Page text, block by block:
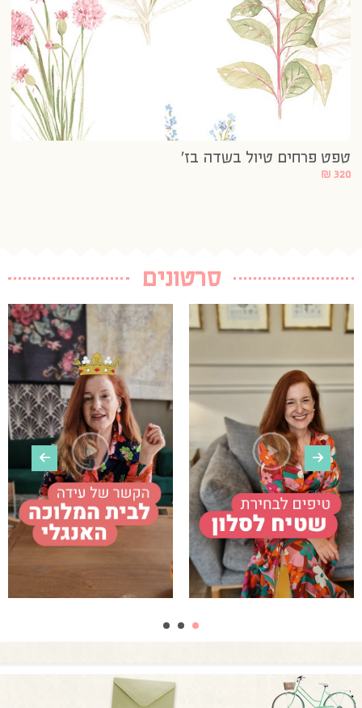
טפט פרחים טיול בשדה בז’
₪ 320
סרטונים